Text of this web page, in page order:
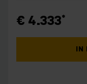
€ 4.333
IN